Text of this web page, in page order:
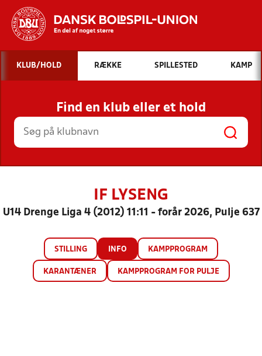
Hvad vil du søge efter?
INDHOLD OG NYHEDER
STILLINGER, RESULTATER, KLUBBER OG
HOLD
KLUB/HOLD RÆKKE SPILLESTED KAMP
Find en klub eller et hold
IF LYSENG
U14 Drenge Liga 4 (2012) 11:11 - forår 2026, Pulje 637
STILLING INFO KAMPPROGRAM
KARANTÆNER KAMPPROGRAM FOR PULJE